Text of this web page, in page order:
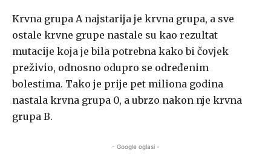
Krvna grupa A najstarija je krvna grupa, a sve
ostale krvne grupe nastale su kao rezultat
mutacije koja je bila potrebna kako bi čovjek
preživio, odnosno odupro se određenim
bolestima. Tako je prije pet miliona godina
nastala krvna grupa 0, a ubrzo nakon nje krvna
grupa B.
- Google oglasi -